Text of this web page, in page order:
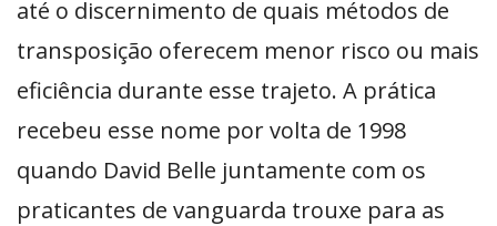
até o discernimento de quais métodos de
transposição oferecem menor risco ou mais
eficiência durante esse trajeto. A prática
recebeu esse nome por volta de 1998
quando David Belle juntamente com os
praticantes de vanguarda trouxe para as